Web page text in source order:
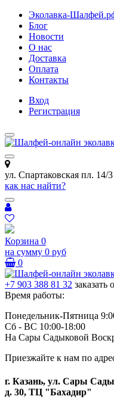
Эколавка-
Блог
Новости
О нас
Доставка
Оплата
Контакты
Вход
Регистрация
ул. Спартаковская пл. 14/3
как нас найти?
Корзина 0
на сумму 0 руб
0
+7 903 388 81 32 заказать
Время работы:
Понедельник-Пятница
Сб - ВС 10:00-18:00
На Сары Садыковой
Приезжайте к нам по
г. Казань, ул. Сары
д. 30, ТЦ "Бахадир"